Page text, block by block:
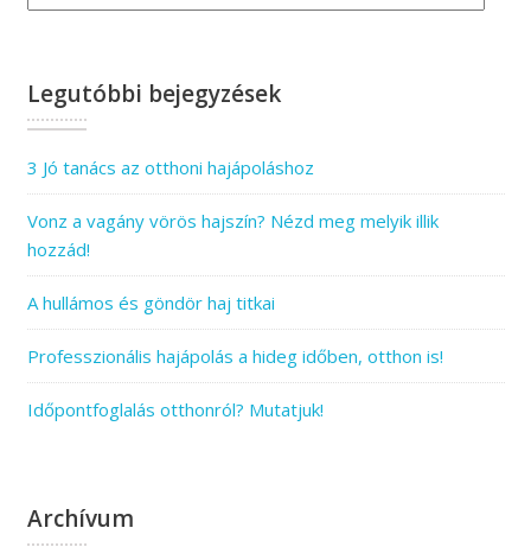
Legutóbbi bejegyzések
3 Jó tanács az otthoni hajápoláshoz
Vonz a vagány vörös hajszín? Nézd meg melyik illik
hozzád!
A hullámos és göndör haj titkai
Professzionális hajápolás a hideg időben, otthon is!
Időpontfoglalás otthonról? Mutatjuk!
Archívum